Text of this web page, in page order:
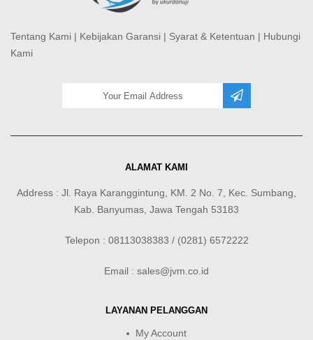
Tentang Kami | Kebijakan Garansi | Syarat & Ketentuan | Hubungi
Kami
ALAMAT KAMI
Address : Jl. Raya Karanggintung, KM. 2 No. 7, Kec. Sumbang,
Kab. Banyumas, Jawa Tengah 53183
Telepon : 08113038383 / (0281) 6572222
Email : sales@jvm.co.id
LAYANAN PELANGGAN
My Account